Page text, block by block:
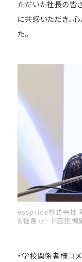
ただいた社長の皆
に共感いただき、
た。
esspride株式会社
&社長カード図鑑編
・学校関係者様コ